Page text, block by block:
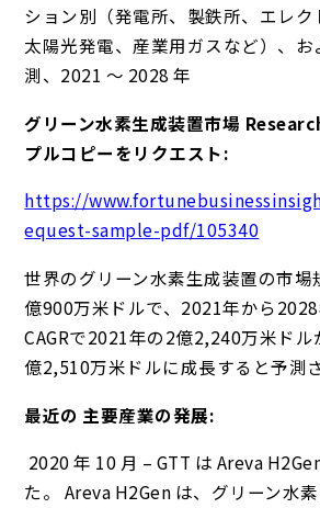
ション別（発電所、製鉄所、エレ
太陽光発電、産業用ガスなど）、お
測、2021 ～ 2028 年
グリーン水素生成装置市場
プルコピーをリクエスト:
https://
equest-sample-pdf/105340
世界のグリーン水素生成装置の市
億900万米ドルで、2021年から
CAGRで2021年の2億2,240万米ド
億2,510万米ドルに成長すると予測
最近の 主要産業の発展:
2020 年 10 月 – GTT は Areva
た。 Areva H2Gen は、グリーン水